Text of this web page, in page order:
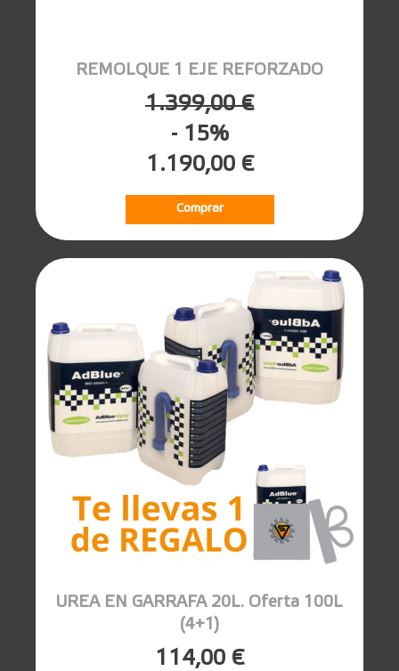
REMOLQUE 1 EJE REFORZADO
1.399,00 €
- 15%
1.190,00 €
Comprar
UREA EN GARRAFA 20L. Oferta 100L
(4+1)
114,00 €